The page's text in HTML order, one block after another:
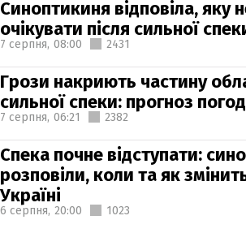
Синоптикиня відповіла, яку
очікувати після сильної
7 серпня, 08:00 2431
Грози накриють частину
сильної спеки: прогноз
7 серпня, 06:21 2382
Спека почне відступати:
розповіли, коли та як
Україні
6 серпня, 20:00 1023